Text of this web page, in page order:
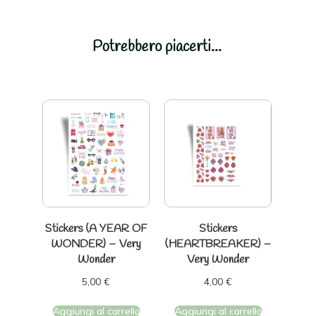
Potrebbero piacerti...
Stickers (A YEAR OF
WONDER) – Very
Wonder
5,00 €
Aggiungi al carrello
Stickers
(HEARTBREAKER) –
Very Wonder
4,00 €
Aggiungi al carrello